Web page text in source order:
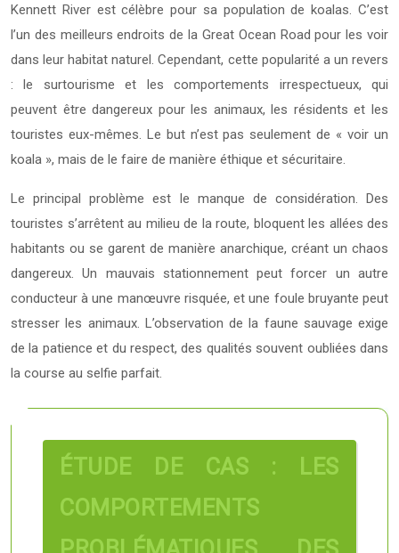
Kennett River est célèbre pour sa population de koalas. C’est
l’un des meilleurs endroits de la Great Ocean Road pour les voir
dans leur habitat naturel. Cependant, cette popularité a un revers
: le surtourisme et les comportements irrespectueux, qui
peuvent être dangereux pour les animaux, les résidents et les
touristes eux-mêmes. Le but n’est pas seulement de « voir un
koala », mais de le faire de manière éthique et sécuritaire.
Le principal problème est le manque de considération. Des
touristes s’arrêtent au milieu de la route, bloquent les allées des
habitants ou se garent de manière anarchique, créant un chaos
dangereux. Un mauvais stationnement peut forcer un autre
conducteur à une manœuvre risquée, et une foule bruyante peut
stresser les animaux. L’observation de la faune sauvage exige
de la patience et du respect, des qualités souvent oubliées dans
la course au selfie parfait.
ÉTUDE DE CAS : LES
COMPORTEMENTS